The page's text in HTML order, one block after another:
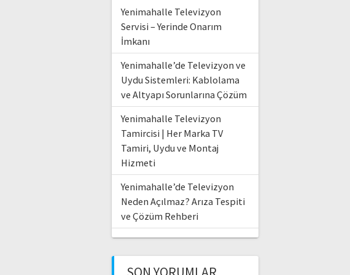
Yenimahalle Televizyon
Servisi – Yerinde Onarım
İmkanı
Yenimahalle’de Televizyon ve
Uydu Sistemleri: Kablolama
ve Altyapı Sorunlarına Çözüm
Yenimahalle Televizyon
Tamircisi | Her Marka TV
Tamiri, Uydu ve Montaj
Hizmeti
Yenimahalle’de Televizyon
Neden Açılmaz? Arıza Tespiti
ve Çözüm Rehberi